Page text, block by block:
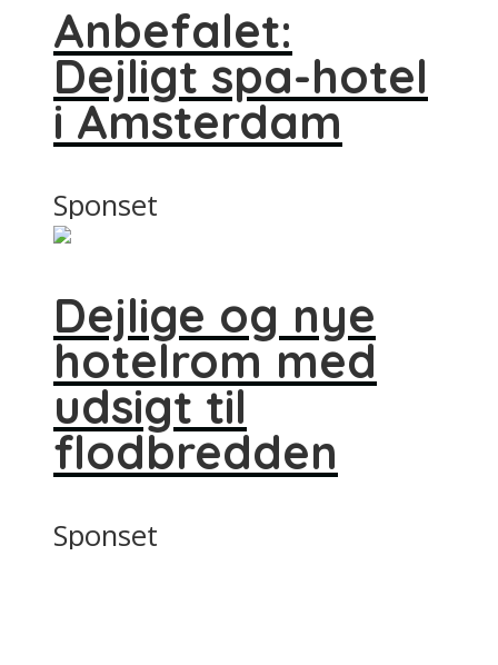
Anbefalet:
Dejligt spa-hotel
i Amsterdam
Sponset
Dejlige og nye
hotelrom med
udsigt til
flodbredden
Sponset